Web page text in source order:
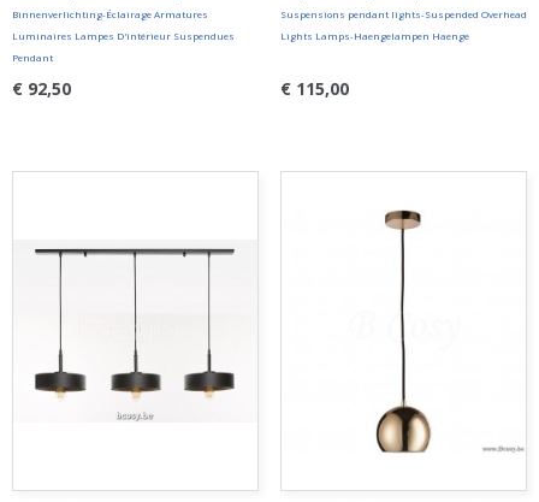
Binnenverlichting-Éclairage Armatures
Luminaires Lampes D'intérieur Suspendues
Pendant
€ 92,50
Suspensions pendant lights-Suspended Overhead
Lights Lamps-Haengelampen Haenge
€ 115,00